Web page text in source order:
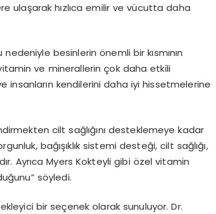
ulaşarak hızlıca emilir ve vücutta daha
besinlerin önemli bir kısmının
ve minerallerin çok daha etkili
insanların kendilerini daha iyi hissetmelerine
cilt sağlığını desteklemeye kadar
bağışıklık sistemi desteği, cilt sağlığı,
Ayrıca Myers Kokteyli gibi özel vitamin
söyledi.
bir seçenek olarak sunuluyor. Dr.